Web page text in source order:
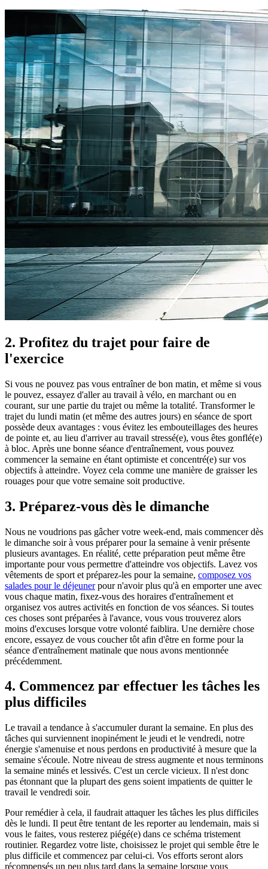
2. Profitez du trajet pour faire de
l'exercice
Si vous ne pouvez pas vous entraîner de bon matin, et même si vous
le pouvez, essayez d'aller au travail à vélo, en marchant ou en
courant, sur une partie du trajet ou même la totalité. Transformer le
trajet du lundi matin (et même des autres jours) en séance de sport
possède deux avantages : vous évitez les embouteillages des heures
de pointe et, au lieu d'arriver au travail stressé(e), vous êtes gonflé(e)
à bloc. Après une bonne séance d'entraînement, vous pouvez
commencer la semaine en étant optimiste et concentré(e) sur vos
objectifs à atteindre. Voyez cela comme une manière de graisser les
rouages pour que votre semaine soit productive.
3. Préparez-vous dès le dimanche
Nous ne voudrions pas gâcher votre week-end, mais commencer dès
le dimanche soir à vous préparer pour la semaine à venir présente
plusieurs avantages. En réalité, cette préparation peut même être
importante pour vous permettre d'atteindre vos objectifs. Lavez vos
vêtements de sport et préparez-les pour la semaine, composez vos
salades pour le déjeunerpour n'avoir plus qu'à en emporter une avec
vous chaque matin, fixez-vous des horaires d'entraînement et
organisez vos autres activités en fonction de vos séances. Si toutes
ces choses sont préparées à l'avance, vous vous trouverez alors
moins d'excuses lorsque votre volonté faiblira. Une dernière chose
encore, essayez de vous coucher tôt afin d'être en forme pour la
séance d'entraînement matinale que nous avons mentionnée
précédemment.
4. Commencez par effectuer les tâches les
plus difficiles
Le travail a tendance à s'accumuler durant la semaine. En plus des
tâches qui surviennent inopinément le jeudi et le vendredi, notre
énergie s'amenuise et nous perdons en productivité à mesure que la
semaine s'écoule. Notre niveau de stress augmente et nous terminons
la semaine minés et lessivés. C'est un cercle vicieux. Il n'est donc
pas étonnant que la plupart des gens soient impatients de quitter le
travail le vendredi soir.
Pour remédier à cela, il faudrait attaquer les tâches les plus difficiles
dès le lundi. Il peut être tentant de les reporter au lendemain, mais si
vous le faites, vous resterez piégé(e) dans ce schéma tristement
routinier. Regardez votre liste, choisissez le projet qui semble être le
plus difficile et commencez par celui-ci. Vos efforts seront alors
récompensés un peu plus tard dans la semaine lorsque vous